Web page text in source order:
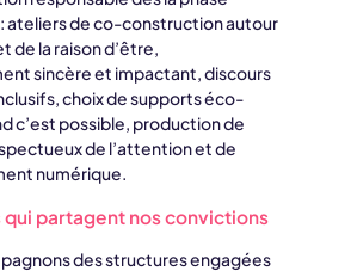
ateliers de co-construction autour
de la raison d’être,
sincère et impactant, discours
choix de supports éco-
c’est possible, production de
de l’attention et de
numérique.
qui partagent nos convictions
des structures engagées